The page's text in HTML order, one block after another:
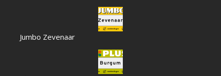
Jumbo Zevenaar